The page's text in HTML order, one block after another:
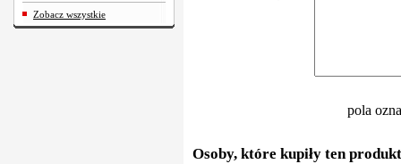
Zobacz wszystkie
pola
Osoby, które kupiły ten